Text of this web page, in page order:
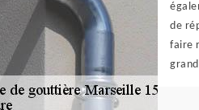
de
faire